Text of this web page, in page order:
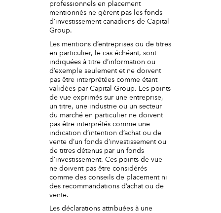
professionnels en placement
mentionnés ne gèrent pas les fonds
d’investissement canadiens de Capital
Group.
Les mentions d’entreprises ou de titres
en particulier, le cas échéant, sont
indiquées à titre d’information ou
d’exemple seulement et ne doivent
pas être interprétées comme étant
validées par Capital Group. Les points
de vue exprimés sur une entreprise,
un titre, une industrie ou un secteur
du marché en particulier ne doivent
pas être interprétés comme une
indication d’intention d’achat ou de
vente d’un fonds d’investissement ou
de titres détenus par un fonds
d’investissement. Ces points de vue
ne doivent pas être considérés
comme des conseils de placement ni
des recommandations d’achat ou de
vente.
Les déclarations attribuées à une